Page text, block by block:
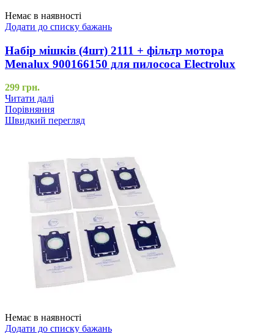
Немає в наявності
Додати до списку бажань
Набір мішків (4шт) 2111 + фільтр мотора
Menalux 900166150 для пилососа Electrolux
299 грн.
Читати далі
Порівняння
Швидкий перегляд
Немає в наявності
Додати до списку бажань